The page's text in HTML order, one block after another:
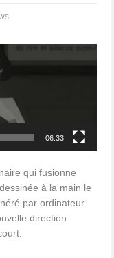
06:33
qui fusionne
à la main le
par ordinateur
direction